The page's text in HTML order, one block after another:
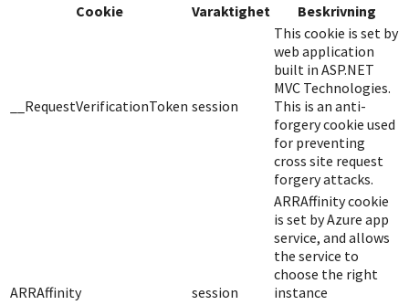
Cookie
Varaktighet Beskrivning
__RequestVerificationToken session
This cookie is set by
web application
built in ASP.NET
MVC Technologies.
This is an anti-
forgery cookie used
for preventing
cross site request
forgery attacks.
ARRAffinity session
ARRAffinity cookie
is set by Azure app
service, and allows
the service to
choose the right
instance